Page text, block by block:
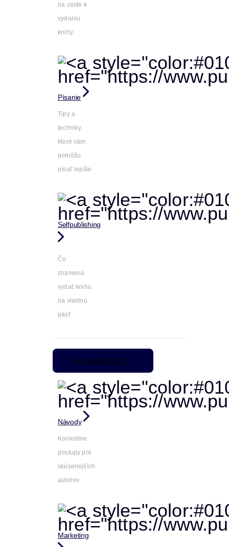
na ceste k
vydaniu
knihy
Písanie
Tipy a
techniky,
ktoré vám
pomôžu
písať lepšie
Selfpublishing
Čo
znamená
vydať knihu
na vlastnú
päsť
Pre pokročilých
Návody
Konkrétne
postupy pre
skúsenejších
autorov
Marketing